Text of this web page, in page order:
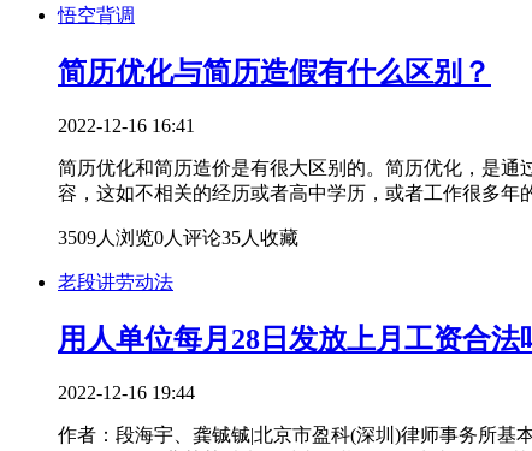
悟空背调
简历优化与简历造假有什么区别？
2022-12-16 16:41
简历优化和简历造价是有很大区别的。简历优化，是
容，这如不相关的经历或者高中学历，或者工作很多
3509人浏览0人评论35人收藏
老段讲劳动法
用人单位每月28日发放上月工资合法
2022-12-16 19:44
作者：段海宇、龚铖铖|北京市盈科(深圳)律师事务所基